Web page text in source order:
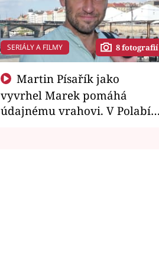
SERIÁLY A FILMY 8 fotografií
vyvrhel Marek pomáhá
údajnému vrahovi. V Polabí